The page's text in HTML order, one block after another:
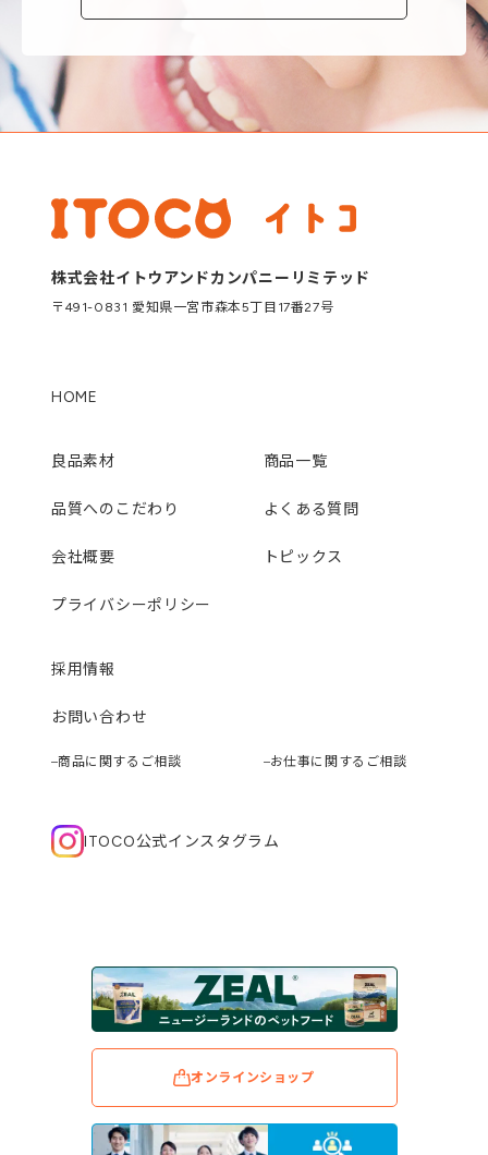
株式会社イトウアンドカンパニーリミテッド
〒491-0831 愛知県一宮市森本5丁目17番27号
HOME
良品素材 商品一覧
品質へのこだわり よくある質問
会社概要 トピックス
プライバシーポリシー
採用情報
お問い合わせ
商品に関するご相談 お仕事に関するご相談
ITOCO公式インスタグラム
オンラインショップ